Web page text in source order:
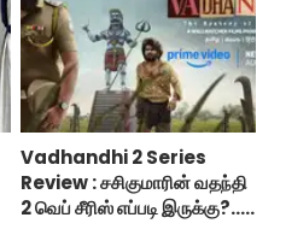
Vadhandhi 2 Series
Review : சசிகுமாரின் வதந்தி
2 வெப் சீரிஸ் எப்படி இருக்கு?...